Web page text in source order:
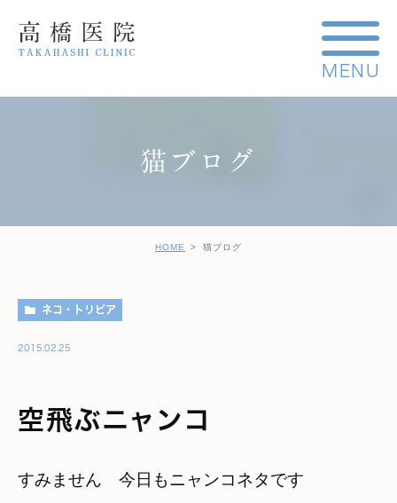
猫ブログ
HOME 猫ブログ
ネコ・トリビア
2015.02.25
空飛ぶニャンコ
すみません　今日もニャンコネタです